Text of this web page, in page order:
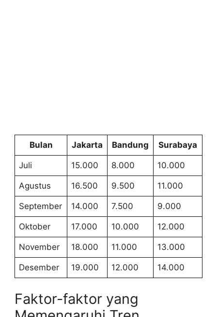
Bulan Jakarta Bandung Surabaya
Juli 15.000 8.000 10.000
Agustus 16.500 9.500 11.000
September 14.000 7.500 9.000
Oktober 17.000 10.000 12.000
November 18.000 11.000 13.000
Desember 19.000 12.000 14.000
Faktor-faktor yang